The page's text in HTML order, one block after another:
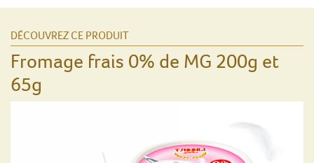
DÉCOUVREZ CE PRODUIT
Fromage frais 0% de MG 200g et
65g